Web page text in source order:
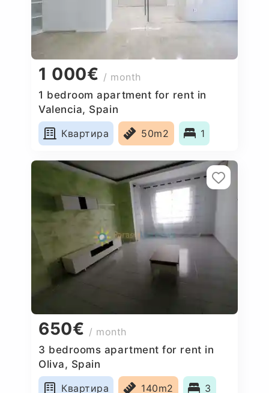
1 000€ / month
1 bedroom apartment for rent in
Valencia, Spain
Квартира
50m2 1
650€ / month
3 bedrooms apartment for rent in
Oliva, Spain
Квартира
140m2 3